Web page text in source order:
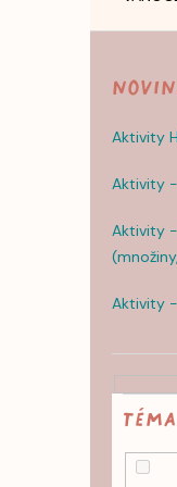
Aktivity
Aktivity -
Aktivity -
Aktivity -
TÉMA